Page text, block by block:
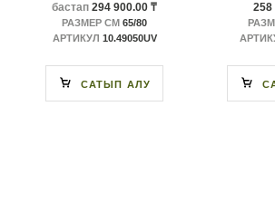
бастап 294 900.00 ₸
РАЗМЕР СМ 65/80
АРТИКУЛ 10.49050UV
САТЫП АЛУ
258